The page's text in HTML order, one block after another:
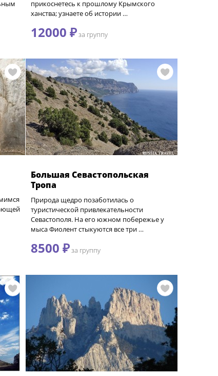
прикоснетесь к прошлому Крымского
ханства; узнаете об истории …
12000 ₽за группу
Большая Севастопольская
Тропа
Природа щедро позаботилась о
туристической привлекательности
Севастополя. На его южном побережье у
мыса Фиолент стыкуются все три …
8500 ₽за группу